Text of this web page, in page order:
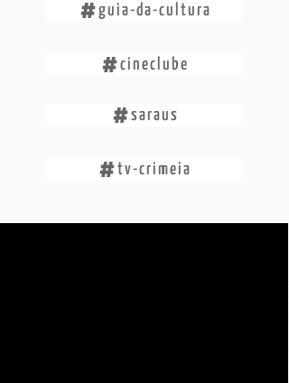
guia-da-cultura
cineclube
saraus
tv-crimeia